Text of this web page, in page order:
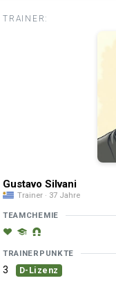
TRAINER:
Gustavo Silvani
Trainer · 37 Jahre
TEAMCHEMIE
TRAINERPUNKTE
3 D-Lizenz